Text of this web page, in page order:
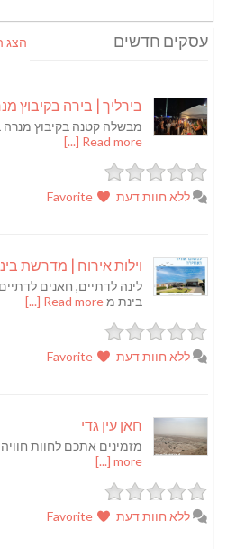
עסקים חדשים הצג
בירליך | בירה בקיבוץ
מבשלה קטנה בקיבוץ מנרה
Read more [...]
ללא חוות דעת
וילות אירוח | מדרשת
לינה לדתיים, חאנים
בינת מRead more [...]
ללא חוות דעת
חאן עין גדי
מזמינים אתכם לחוות
more [...]
ללא חוות דעת